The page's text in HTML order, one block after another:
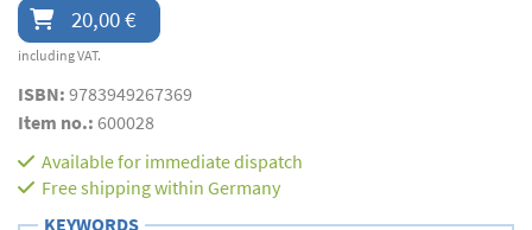
20,00 €
including VAT.
ISBN: 9783949267369
Item no.: 600028
Available for immediate dispatch
Free shipping within Germany
KEYWORDS